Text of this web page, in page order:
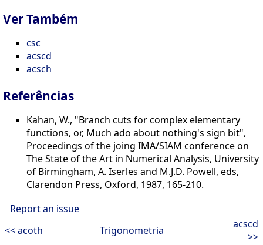
Ver Também
csc
acscd
acsch
Referências
Kahan, W., "Branch cuts for complex elementary
functions, or, Much ado about nothing's sign bit",
Proceedings of the joing IMA/SIAM conference on
The State of the Art in Numerical Analysis, University
of Birmingham, A. Iserles and M.J.D. Powell, eds,
Clarendon Press, Oxford, 1987, 165-210.
Report an issue
<< acoth
Trigonometria
acscd
>>